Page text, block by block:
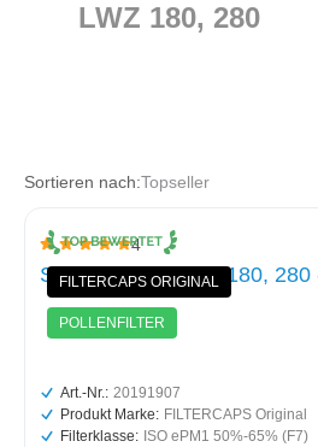
LWZ 180, 280
Sortieren nach:
FILTERCAPS ORIGINAL
POLLENFILTER
Durchschnittliche Bewertung von 5
4
Stiebel-Eltron LWZ 180,
Art.-Nr.: 20191907
Produkt Marke: FILTERCAPS Original
Filterklasse: ISO ePM1 50%-65% (F7)